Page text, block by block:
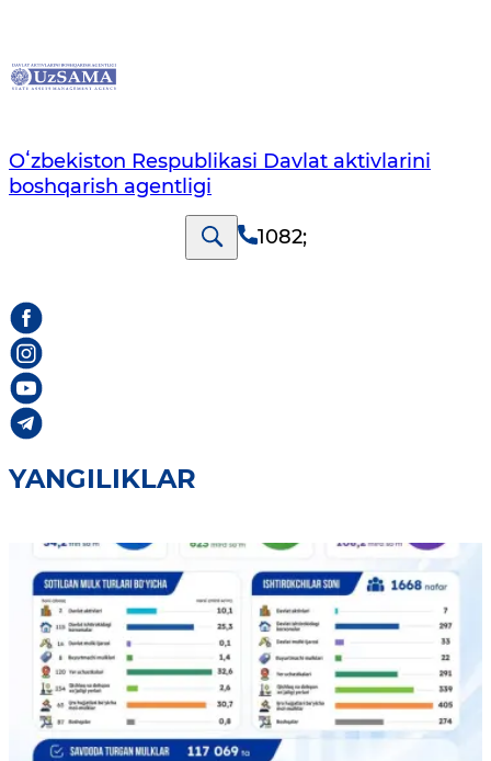
Oʻzbekiston Respublikasi Davlat aktivlarini
boshqarish agentligi
1082;
YANGILIKLAR